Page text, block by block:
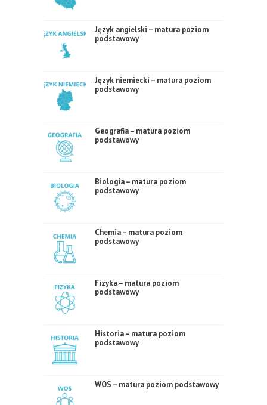
Język angielski – matura poziom
podstawowy
Język niemiecki – matura poziom
podstawowy
Geografia – matura poziom
podstawowy
Biologia – matura poziom
podstawowy
Chemia – matura poziom
podstawowy
Fizyka – matura poziom
podstawowy
Historia – matura poziom
podstawowy
WOS – matura poziom podstawowy